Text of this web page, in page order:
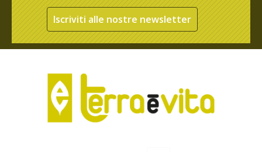
Iscriviti alle nostre newsletter